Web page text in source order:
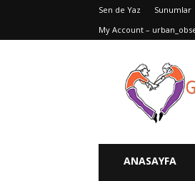
Sen de Yaz Sunumlar
My Account –
Genç
Diyetisyenler
ANASAYFA